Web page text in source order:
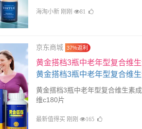
海淘小新 刚刚 81
京东商城 37%返利
黄金搭档3瓶中老年型复合维
锌硒维b维c180片
黄金搭档3瓶中老年型复合维生素
维c180片
最新值得买 刚刚 165